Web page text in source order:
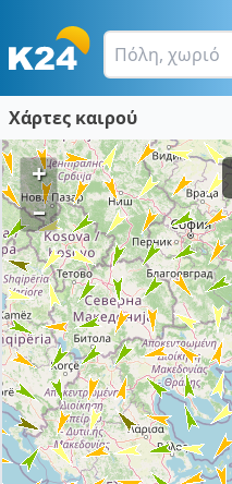
Χάρτες καιρού
+
–